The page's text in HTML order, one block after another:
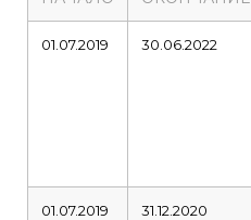
01.07.2019 30.06.2022
01.07.2019 31.12.2020